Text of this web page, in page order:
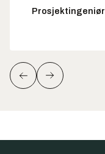
Prosjektingeniør